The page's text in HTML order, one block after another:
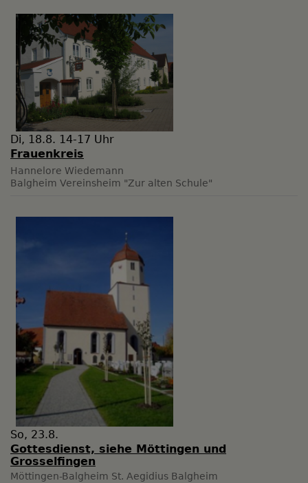
Di, 18.8. 14-17 Uhr
Frauenkreis
Hannelore Wiedemann
Balgheim Vereinsheim "Zur alten Schule"
So, 23.8.
Gottesdienst, siehe Möttingen und
Grosselfingen
Möttingen-Balgheim St. Aegidius Balgheim